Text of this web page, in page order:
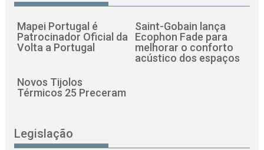
Mapei Portugal é
Patrocinador Oficial da
Volta a Portugal
Saint-Gobain lança
Ecophon Fade para
melhorar o conforto
acústico dos espaços
Novos Tijolos
Térmicos 25 Preceram
Legislação